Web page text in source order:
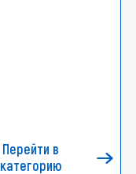
Перейти в
категорию